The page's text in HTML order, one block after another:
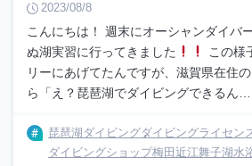
2023/08/8
こんにちは！ 週末にオーシャンダイバ
ぬ湖実習に行ってきました
この様
リーにあげてたんですが、滋賀県在住
ら「え？琵琶湖でダイビングできるん…
琵琶湖ダイビングダイビングライセン
ダイビングショップ梅田 近江舞子湖水